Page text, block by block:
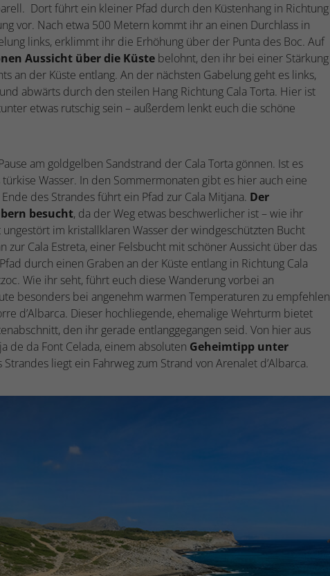
Dort führt ein kleiner Pfad durch den Küstenhang in Richtung
vor. Nach etwa 500 Metern kommt ihr an einen Durchlass in
links, erklimmt ihr die Erhöhung über der Punta des Boc. Auf
Aussicht über die Küstebelohnt, den ihr bei einer Stärkung
an der Küste entlang. An der nächsten Gabelung geht es links,
abwärts durch den steilen Hang Richtung Cala Torta. Hier ist
etwas rutschig sein – außerdem lenkt euch die schöne
am goldgelben Sandstrand der Cala Torta gönnen. Ist es
Wasser. In den Sommermonaten gibt es hier auch eine
des Strandes führt ein Pfad zur Cala Mitjana. Der
besucht, da der Weg etwas beschwerlicher ist – wie ihr
im kristallklaren Wasser der windgeschützten Bucht
Cala Estreta, einer Felsbucht mit schöner Aussicht über das
durch einen Graben an der Küste entlang in Richtung Cala
Wie ihr seht, führt euch diese Wanderung vorbei an
besonders bei angenehm warmen Temperaturen zu empfehlen
d’Albarca. Dieser hochliegende, ehemalige Wehrturm bietet
den ihr gerade entlanggegangen seid. Von hier aus
de da Font Celada, einem absoluten Geheimtipp unter
Strandes liegt ein Fahrweg zum Strand von Arenalet d’Albarca.